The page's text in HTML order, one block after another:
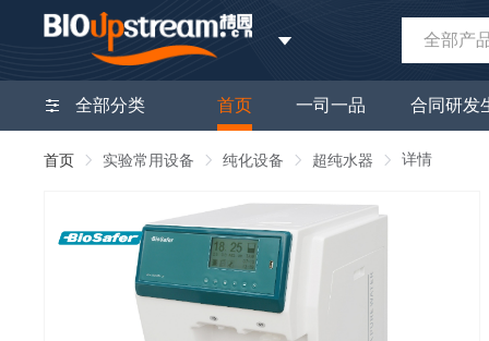
全部产
全部分类 首页 一司一品 合同研发
首页 实验常用设备 纯化设备 超纯水器 详情